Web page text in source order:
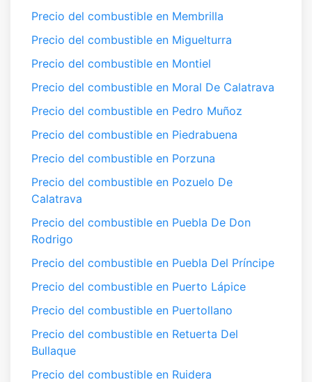
Precio del combustible en Membrilla
Precio del combustible en Miguelturra
Precio del combustible en Montiel
Precio del combustible en Moral De Calatrava
Precio del combustible en Pedro Muñoz
Precio del combustible en Piedrabuena
Precio del combustible en Porzuna
Precio del combustible en Pozuelo De
Calatrava
Precio del combustible en Puebla De Don
Rodrigo
Precio del combustible en Puebla Del Príncipe
Precio del combustible en Puerto Lápice
Precio del combustible en Puertollano
Precio del combustible en Retuerta Del
Bullaque
Precio del combustible en Ruidera